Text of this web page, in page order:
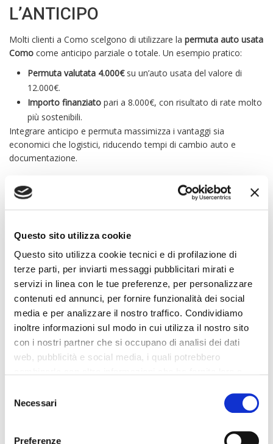
Questo sito utilizza cookie
Questo sito utilizza cookie tecnici e di profilazione di
terze parti, per inviarti messaggi pubblicitari mirati e
servizi in linea con le tue preferenze, per personalizzare
contenuti ed annunci, per fornire funzionalità dei social
media e per analizzare il nostro traffico. Condividiamo
inoltre informazioni sul modo in cui utilizza il nostro sito
con i nostri partner che si occupano di analisi dei dati
web, pubblicità e social media, i quali potrebbero
mera chiusura del banner non comporta l’accettazione
Selection
Necessari
Preferenze
L’ANTICIPO
Molti clienti a Como scelgono di utilizzare la permuta auto usata
Como come anticipo parziale o totale. Un esempio pratico:
Permuta valutata 4.000€su un’auto usata del valore di
12.000€.
Importo finanziato pari a 8.000€, con risultato di rate molto
più sostenibili.
Integrare anticipo e permuta massimizza i vantaggi sia
economici che logistici, riducendo tempi di cambio auto e
documentazione.
ESEMPI DI SIMULAZIONI
ANTICIPO-BASSO VS ANTICIPO-
ALTO
Per capire l’impatto dell’anticipo sulla rata, considera queste
simulazioni indicative:
Anticipo
Importo
finanziato
Durata
Rata
mensile
Interessi
totali
Basso
(1.000€)
11.000€
60
mesi
Più alta
Più
Questi valori sono indicativi: per un calcolo preciso rivolgiti